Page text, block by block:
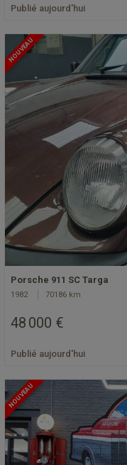
Publié aujourd'hui
NOUVEAU
Porsche 911 SC Targa
1982 70186 km
48 000 €
Publié aujourd'hui
NOUVEAU